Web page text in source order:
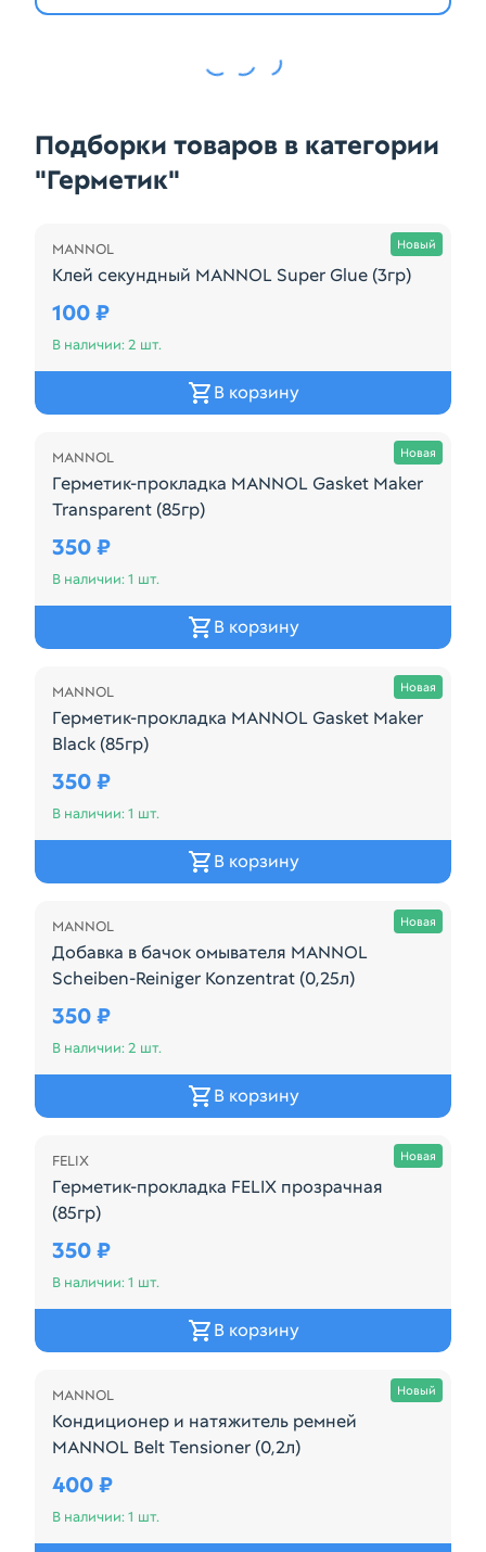
Подборки товаров в категории
"Герметик"
Новый
MANNOL
Клей секундный MANNOL Super Glue (3гр)
Производитель: MANNOL Наименование: Клей
100 ₽
В наличии: 2 шт.
В корзину
Новая
Осталась 1 шт.
MANNOL
Герметик-прокладка MANNOL Gasket Maker
Transparent (85гр)
Производитель: MANNOL Наименование:
350 ₽
В наличии: 1 шт.
В корзину
Новая
Осталась 1 шт.
MANNOL
Герметик-прокладка MANNOL Gasket Maker
Black (85гр)
Производитель: MANNOL Наименование:
350 ₽
В наличии: 1 шт.
В корзину
Новая
Осталась 2 шт.
MANNOL
Добавка в бачок омывателя MANNOL
Scheiben-Reiniger Konzentrat (0,25л)
Производитель: MANNOL Наименование:
350 ₽
В наличии: 2 шт.
В корзину
Новая
Осталась 1 шт.
FELIX
Герметик-прокладка FELIX прозрачная
(85гр)
Используется для установки, ремонта и
350 ₽
В наличии: 1 шт.
В корзину
Новый
Осталась 1 шт.
MANNOL
Кондиционер и натяжитель ремней
MANNOL Belt Tensioner (0,2л)
Производитель: MANNOL Наименование:
400 ₽
В наличии: 1 шт.